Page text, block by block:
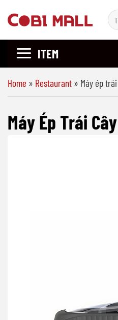
đến
nội
for:
ITEM
Home » Restaurant » Máy ép
Máy Ép Trái